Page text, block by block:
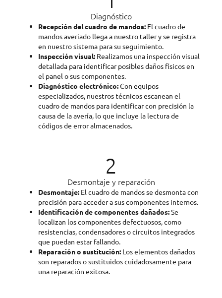
Diagnóstico
Recepción del cuadro de mandos: El cuadro de
mandos averiado llega a nuestro taller y se registra
en nuestro sistema para su seguimiento.
Inspección visual: Realizamos una inspección visual
detallada para identificar posibles daños físicos en
el panel o sus componentes.
Diagnóstico electrónico:Con equipos
especializados, nuestros técnicos escanean el
cuadro de mandos para identificar con precisión la
causa de la avería, lo que incluye la lectura de
códigos de error almacenados.
2
Desmontaje y reparación
Desmontaje: El cuadro de mandos se desmonta con
precisión para acceder a sus componentes internos.
Identificación de componentes dañados:Se
localizan los componentes defectuosos, como
resistencias, condensadores o circuitos integrados
que puedan estar fallando.
Reparación o sustitución: Los elementos dañados
son reparados o sustituidos cuidadosamente para
una reparación exitosa.